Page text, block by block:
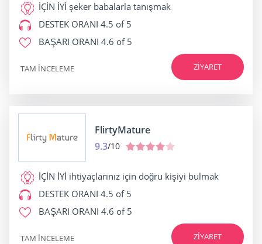
İÇİN İYİ şeker babalarla tanışmak
DESTEK ORANI 4.5 of 5
BAŞARI ORANI 4.6 of 5
ZIYARET
TAM INCELEME
FlirtyMature
9.3/10
İÇİN İYİ ihtiyaçlarınız için doğru kişiyi bulmak
DESTEK ORANI 4.5 of 5
BAŞARI ORANI 4.6 of 5
ZIYARET
TAM INCELEME